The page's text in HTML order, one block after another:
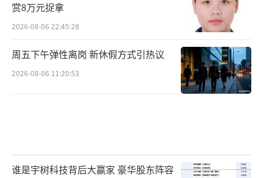
赏8万元捉拿
2026-08-06 22:45:28
周五下午弹性离岗 新休假方式引热议
2026-08-06 11:20:53
谁是宇树科技背后大赢家 豪华股东阵容